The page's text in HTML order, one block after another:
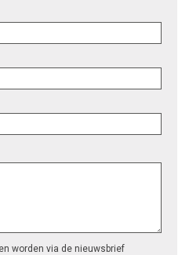
worden via de nieuwsbrief